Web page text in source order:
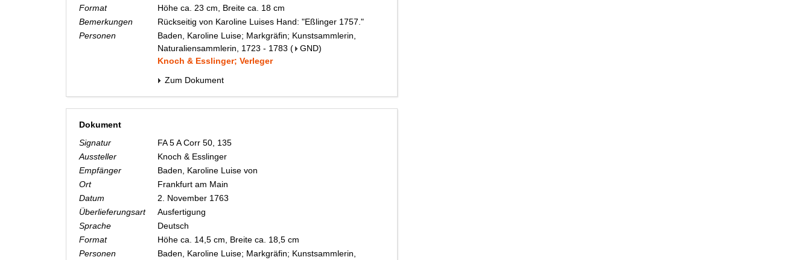
Format
Höhe ca. 23 cm, Breite ca. 18 cm
Bemerkungen
Rückseitig von Karoline Luises Hand: "Eßlinger 1757."
Personen
Baden, Karoline Luise; Markgräfin; Kunstsammlerin,
Naturaliensammlerin, 1723 - 1783 ( GND)
Knoch & Esslinger; Verleger
Zum Dokument
Dokument
Signatur
FA 5 A Corr 50, 135
Aussteller
Knoch & Esslinger
Empfänger
Baden, Karoline Luise von
Ort
Frankfurt am Main
Datum
2. November 1763
Überlieferungsart
Ausfertigung
Sprache
Deutsch
Format
Höhe ca. 14,5 cm, Breite ca. 18,5 cm
Personen
Baden, Karoline Luise; Markgräfin; Kunstsammlerin,